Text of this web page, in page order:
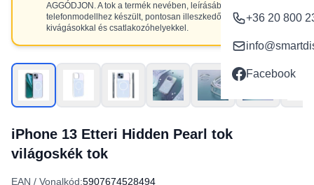
+36 20 800
Facebook
AGGÓDJON. A tok a termék nevében, leírásában szereplő
telefonmodellhez készült, pontosan illeszkedő
kivágásokkal és csatlakozóhelyekkel.
iPhone 13 Etteri Hidden Pearl tok
világoskék tok
EAN / Vonalkód:5907674528494